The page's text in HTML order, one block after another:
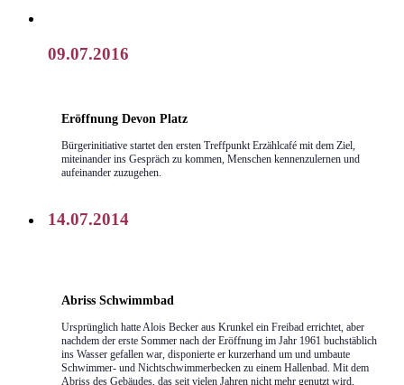
09.07.2016
Eröffnung Devon Platz
Bürgerinitiative startet den ersten Treffpunkt Erzählcafé mit dem Ziel,
miteinander ins Gespräch zu kommen, Menschen kennenzulernen und
aufeinander zuzugehen.
14.07.2014
Abriss Schwimmbad
Ursprünglich hatte Alois Becker aus Krunkel ein Freibad errichtet, aber
nachdem der erste Sommer nach der Eröffnung im Jahr 1961 buchstäblich
ins Wasser gefallen war, disponierte er kurzerhand um und umbaute
Schwimmer- und Nichtschwimmerbecken zu einem Hallenbad. Mit dem
Abriss des Gebäudes, das seit vielen Jahren nicht mehr genutzt wird,